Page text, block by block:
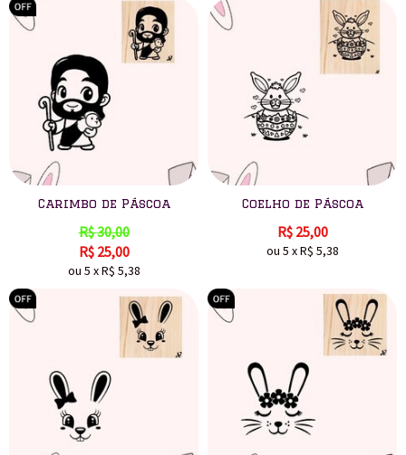
Carimbo de Páscoa
R$30,00
R$ 25,00
ou 5 xR$ 5,38
Coelho de Páscoa
R$ 25,00
ou 5 xR$ 5,38